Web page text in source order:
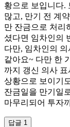
황으로 보입니다.
많고, 만기 전 계
만 잔금으로 처리
셨다면 임차인의
다만, 임차인의
같아요~ 다만 한
까지 갱신 의사
상황으로 보이기
잔금일을 만기일
마무리되어 투자
답글 1